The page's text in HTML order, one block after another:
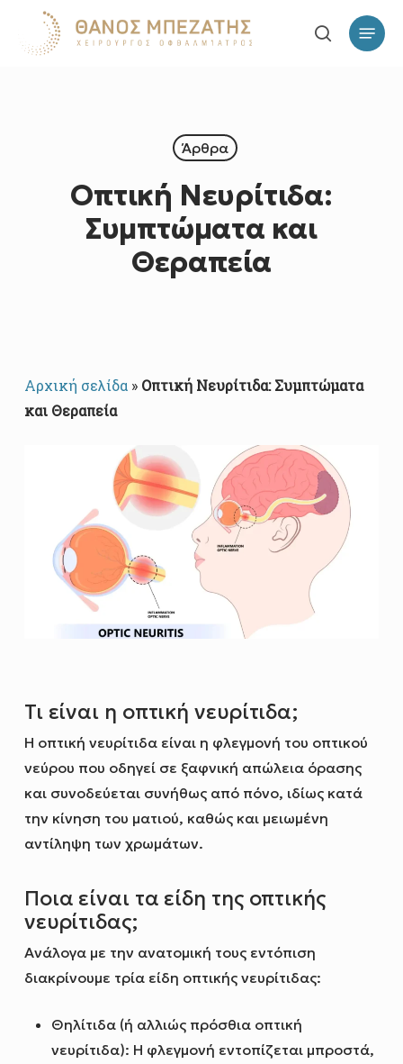
main
search
Άρθρα
Οπτική Νευρίτιδα:
Συμπτώματα και
Θεραπεία
Αρχική σελίδα» Οπτική Νευρίτιδα: Συμπτώματα
και Θεραπεία
Τι είναι η οπτική νευρίτιδα;
Η οπτική νευρίτιδα είναι η φλεγμονή του οπτικού
νεύρου που οδηγεί σε ξαφνική απώλεια όρασης
και συνοδεύεται συνήθως από πόνο, ιδίως κατά
την κίνηση του ματιού, καθώς και μειωμένη
αντίληψη των χρωμάτων.
Ποια είναι τα είδη της οπτικής
νευρίτιδας;
Ανάλογα με την ανατομική τους εντόπιση
διακρίνουμε τρία είδη οπτικής νευρίτιδας:
Θηλίτιδα (ή αλλιώς πρόσθια οπτική
νευρίτιδα): Η φλεγμονή εντοπίζεται μπροστά,